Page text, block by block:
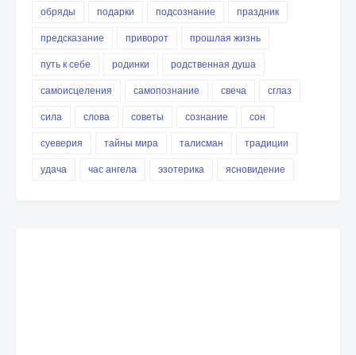
обряды
подарки подсознание
праздник
предсказание
приворот
прошлая жизнь
путь к себе
родинки
родственная душа
самоисцеления
самопознание свеча
сглаз
сила
слова советы сознание
сон
суеверия
тайны мира талисман
традиции
удача
час ангела эзотерика ясновидение